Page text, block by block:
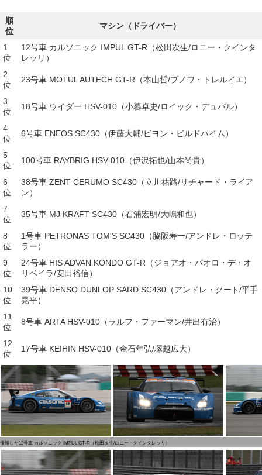
順
位
マシン（ドライバー）
1
位
12号車 カルソニック IMPUL GT-R（松田次生/ロニー・クインタ
レッリ）
2
位
23号車 MOTUL AUTECH GT-R（本山哲/ブノワ・トレルイエ）
3
位
18号車 ウイダー HSV-010（小暮卓史/ロイック・デュバル）
4
位
6号車 ENEOS SC430（伊藤大輔/ビヨン・ビルドハイム）
5
位
100号車 RAYBRIG HSV-010（伊沢拓也/山本尚貴）
6
位
38号車 ZENT CERUMO SC430（立川祐路/リチャード・ライア
ン）
7
位
35号車 MJ KRAFT SC430（石浦宏明/大嶋和也）
8
位
1号車 PETRONAS TOM'S SC430（脇阪寿一/アンドレ・ロッテ
ラー）
9
位
24号車 HIS ADVAN KONDO GT-R（ジョアオ・パオロ・デ・オ
リベイラ/安田裕信）
10
位
39号車 DENSO DUNLOP SARD SC430（アンドレ・クート/平手
晃平）
11
位
8号車 ARTA HSV-010（ラルフ・ファーマン/井出有治）
12
位
17号車 KEIHIN HSV-010（金石年弘/塚越広大）
優勝した12号車 カルソニック IMPUL GT-R（松田次生/ロニー・クインタレッリ）